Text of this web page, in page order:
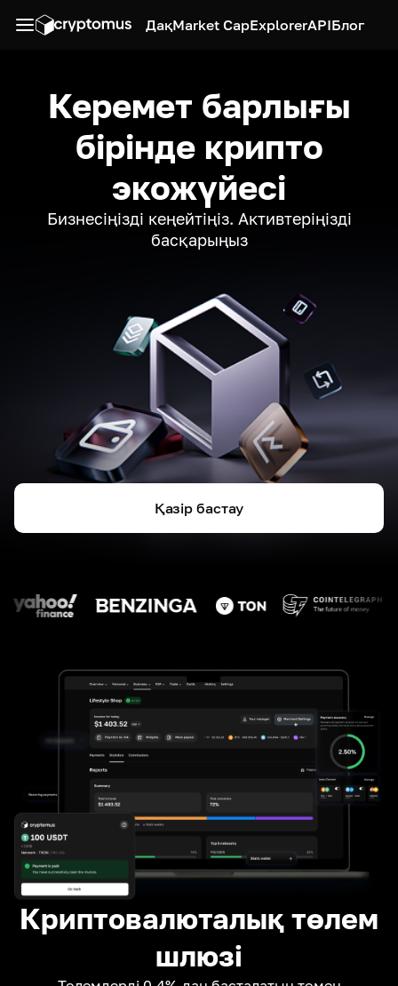
ДақMarket CapExplorerAPIБлог
Керемет барлығы
бірінде крипто
экожүйесі
Бизнесіңізді кеңейтіңіз. Активтеріңізді
басқарыңыз
Қазір бастау
Криптовалюталық төлем
шлюзі